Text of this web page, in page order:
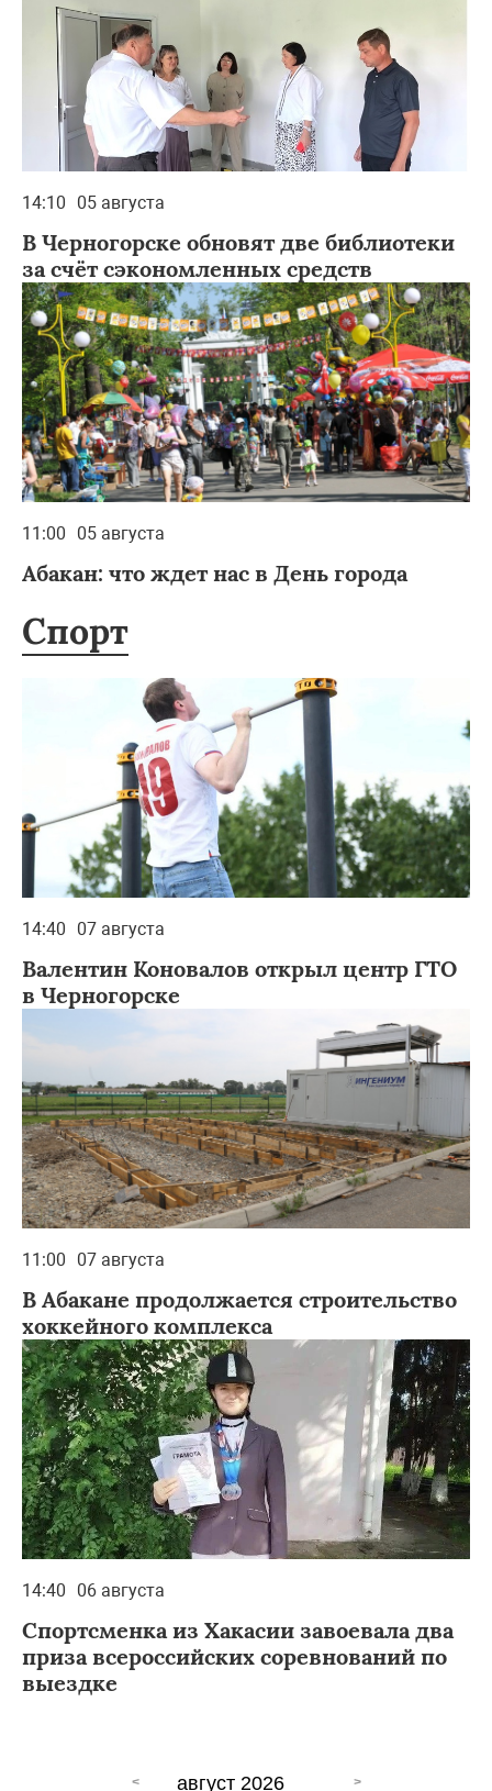
14:10 05 августа
В Черногорске обновят две библиотеки
за счёт сэкономленных средств
11:00 05 августа
Абакан: что ждет нас в День города
Спорт
14:40 07 августа
Валентин Коновалов открыл центр ГТО
в Черногорске
11:00 07 августа
В Абакане продолжается строительство
хоккейного комплекса
14:40 06 августа
Спортсменка из Хакасии завоевала два
приза всероссийских соревнований по
выездке
август 2026